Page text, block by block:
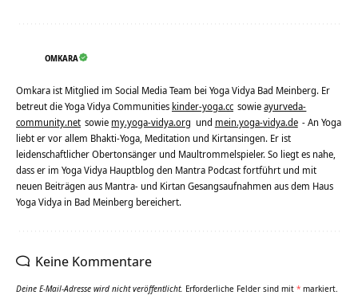
OMKARA
Omkara ist Mitglied im Social Media Team bei Yoga Vidya Bad Meinberg. Er
betreut die Yoga Vidya Communities kinder-yoga.cc sowieayurveda-
community.net sowie my.yoga-vidya.org und mein.yoga-vidya.de - An Yoga
liebt er vor allem Bhakti-Yoga, Meditation und Kirtansingen. Er ist
leidenschaftlicher Obertonsänger und Maultrommelspieler. So liegt es nahe,
dass er im Yoga Vidya Hauptblog den Mantra Podcast fortführt und mit
neuen Beiträgen aus Mantra- und Kirtan Gesangsaufnahmen aus dem Haus
Yoga Vidya in Bad Meinberg bereichert.
Keine Kommentare
Deine E-Mail-Adresse wird nicht veröffentlicht. Erforderliche Felder sind mit * markiert.